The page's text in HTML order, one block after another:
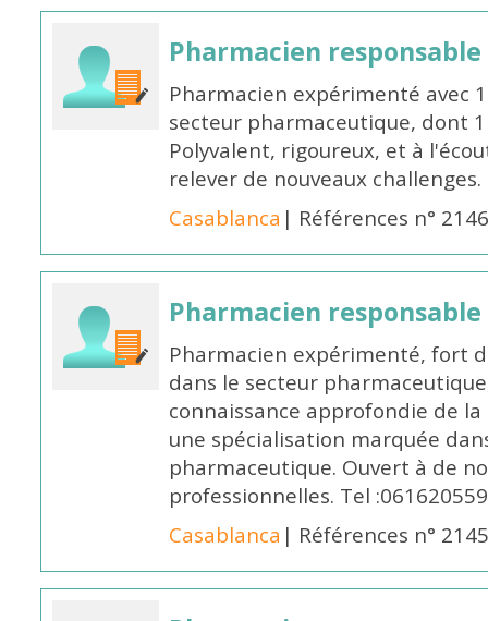
Pharmacien responsable
Pharmacien expérimenté avec
secteur pharmaceutique, dont
Polyvalent, rigoureux, et à
relever de nouveaux
Casablanca | Références n°
Pharmacien responsable
Pharmacien expérimenté, fort
dans le secteur
connaissance approfondie de
une spécialisation marquée
pharmaceutique. Ouvert à de
professionnelles. Tel
Casablanca | Références n°